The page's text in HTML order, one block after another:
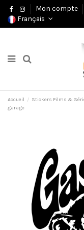
Mon compte
Français
Accueil Stickers Films &
garage